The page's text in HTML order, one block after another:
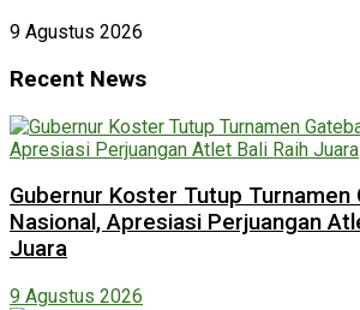
9 Agustus 2026
Recent News
Gubernur Koster Tutup Turnamen
Nasional, Apresiasi Perjuangan
Juara
9 Agustus 2026